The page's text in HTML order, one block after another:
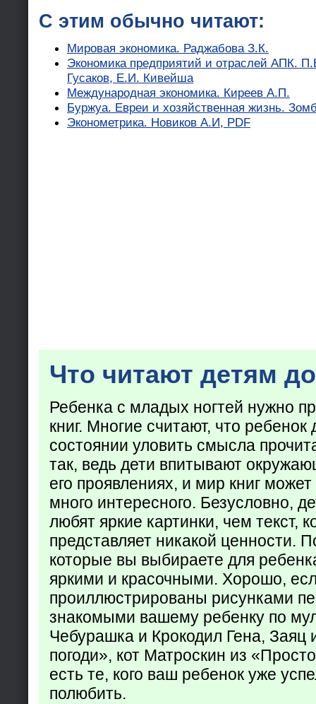
С этим обычно читают:
Мировая экономика. Раджабова З.К.
Экономика предприятий и отраслей АПК.
Гусаков, Е.И. Кивейша
Международная экономика. Киреев А.П.
Буржуа. Евреи и хозяйственная жизнь.
Эконометрика. Новиков А.И, PDF
Что читают детям
Ребенка с младых ногтей нужно
книг. Многие считают, что ребенок
состоянии уловить смысла
так, ведь дети впитывают
его проявлениях, и мир книг
много интересного. Безусловно,
любят яркие картинки, чем текст,
представляет никакой ценности.
которые вы выбираете для
яркими и красочными. Хорошо,
проиллюстрированы рисунками
знакомыми вашему ребенку по
Чебурашка и Крокодил Гена, Заяц
погоди», кот Матроскин из
есть те, кого ваш ребенок уже
полюбить.